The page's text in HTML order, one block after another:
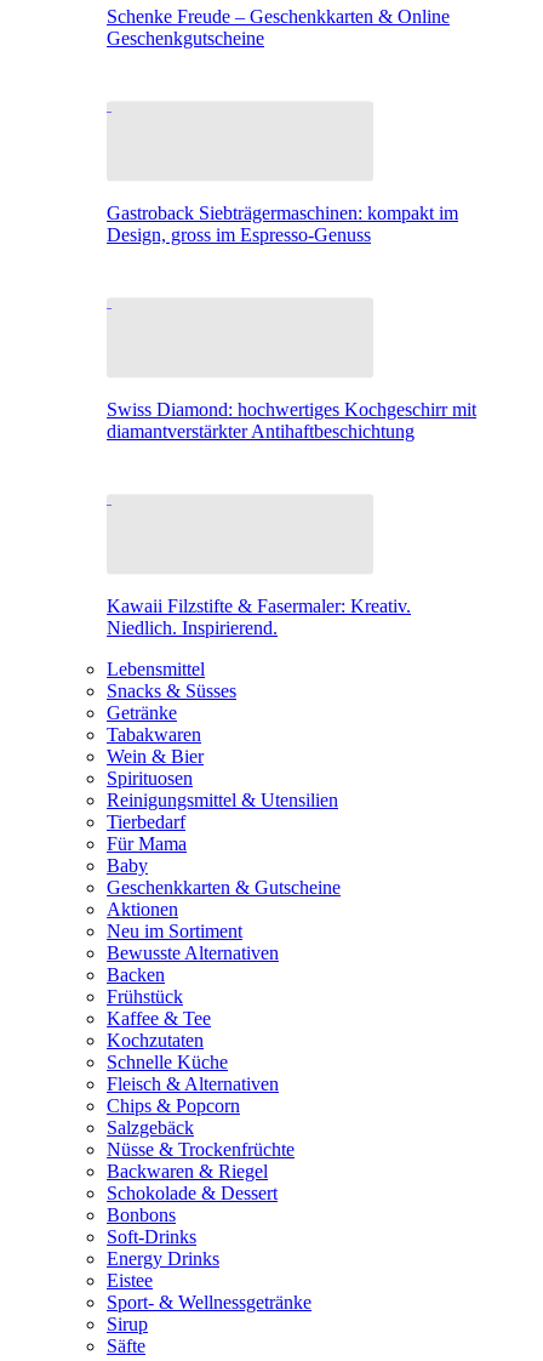
Schenke Freude – Geschenkkarten & Online
Geschenkgutscheine
Gastroback Siebträgermaschinen: kompakt im
Design, gross im Espresso-Genuss
Swiss Diamond: hochwertiges Kochgeschirr mit
diamantverstärkter Antihaftbeschichtung
Kawaii Filzstifte & Fasermaler: Kreativ.
Niedlich. Inspirierend.
Lebensmittel
Snacks & Süsses
Getränke
Tabakwaren
Wein & Bier
Spirituosen
Reinigungsmittel & Utensilien
Tierbedarf
Für Mama
Baby
Geschenkkarten & Gutscheine
Aktionen
Neu im Sortiment
Bewusste Alternativen
Backen
Frühstück
Kaffee & Tee
Kochzutaten
Schnelle Küche
Fleisch & Alternativen
Chips & Popcorn
Salzgebäck
Nüsse & Trockenfrüchte
Backwaren & Riegel
Schokolade & Dessert
Bonbons
Soft-Drinks
Energy Drinks
Eistee
Sport- & Wellnessgetränke
Sirup
Säfte